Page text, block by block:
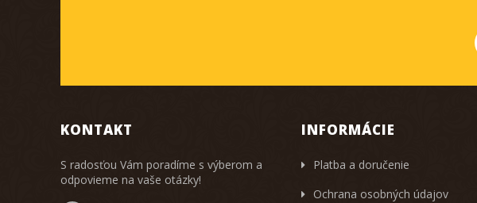
KONTAKT
S radosťou Vám poradíme s výberom a
odpovieme na vaše otázky!
INFORMÁCIE
Platba a doručenie
Ochrana osobných údajov